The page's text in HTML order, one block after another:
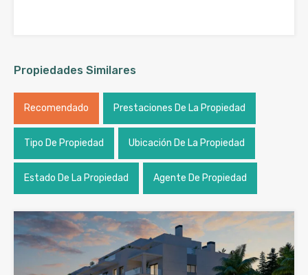
Propiedades Similares
Recomendado Prestaciones De La Propiedad
Tipo De Propiedad Ubicación De La Propiedad
Estado De La Propiedad Agente De Propiedad